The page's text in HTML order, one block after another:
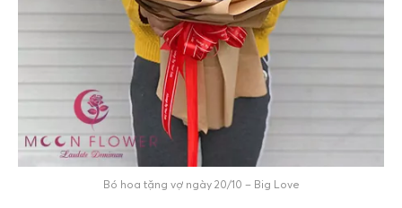
Bó hoa tặng vợ ngày 20/10 – Big Love